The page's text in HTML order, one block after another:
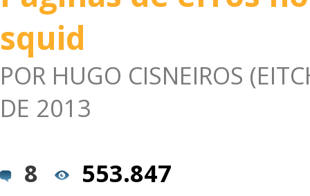
squid
POR HUGO CISNEIROS
DE 2013
8
553.847